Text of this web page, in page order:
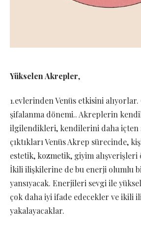
Yükselen Akrepler,
1.evlerinden Venüs etkisini alıyorlar.
şifalanma dönemi.. Akreplerin
ilgilendikleri, kendilerini daha içten
çıktıkları Venüs Akrep sürecinde,
estetik, kozmetik, giyim
İkili ilişkilerine de bu enerji olumlu
yansıyacak. Enerjileri sevgi ile
çok daha iyi ifade edecekler ve ikili
yakalayacaklar.